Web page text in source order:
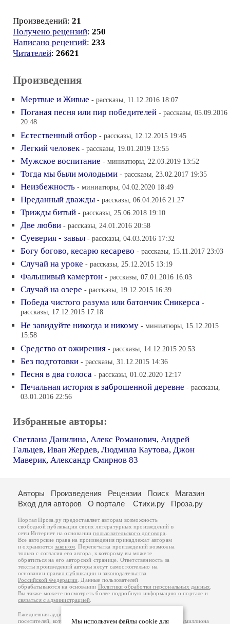
Произведений: 21
Получено рецензий: 250
Написано рецензий: 233
Читателей: 26621
Произведения
Мертвые и Живые - рассказы, 11.12.2016 18:07
Поганая песня или пир победителей - рассказы, 05.09.2016
20:48
Естественный отбор - рассказы, 12.12.2015 19:45
Легкий человек - рассказы, 19.01.2019 13:55
Мужское воспитание - миниатюры, 22.03.2019 13:52
Тогда мы были молодыми - рассказы, 23.02.2017 19:35
Неизбежность - миниатюры, 04.02.2020 18:49
Преданный дважды - рассказы, 06.04.2016 21:27
Трижды битый - рассказы, 25.06.2018 19:10
Две любви - рассказы, 24.01.2016 20:58
Суеверия - завыл - рассказы, 04.03.2016 17:32
Богу богово, кесарю кесарево - рассказы, 15.11.2017 23:03
Случай на уроке - рассказы, 25.12.2015 13:19
Фальшивый камертон - рассказы, 07.01.2016 16:03
Случай на озере - рассказы, 19.12.2015 16:39
Победа чистого разума или батончик Сникерса -
рассказы, 17.12.2015 17:18
Не завидуйте никогда и никому - миниатюры, 15.12.2015
15:58
Средство от ожирения - рассказы, 14.12.2015 20:53
Без подготовки - рассказы, 31.12.2015 14:36
Песня в два голоса - рассказы, 01.02.2020 12:17
Печальная история в заброшенной деревне - рассказы,
03.01.2016 22:56
Избранные авторы:
Светлана Данилина, Алекс Романович, Андрей
Гальцев, Иван Жердев, Людмила Каутова, Джон
Маверик, Александр Смирнов 83
Мы используем файлы cookie для
Авторы Произведения Рецензии Поиск
Магазин
Вход для авторов
О портале Стихи.ру Проза.ру
Портал Проза.ру предоставляет авторам возможность
свободной публикации своих литературных произведений в
сети Интернет на основаниипользовательского договора
Все авторские права на произведения принадлежат авторам
и охраняются законом . Перепечатка произведений возможна
только с согласия его автора, к которому вы можете
обратиться на его авторской странице. Ответственность за
тексты произведений авторы несут самостоятельно на
основанииправил публикации изаконодательства
Российской Федерации . Данные пользователей
обрабатываются на основании Политики обработки персональных данных
Вы также можете посмотреть более подробную информацию о портале и
связаться с администрацией
Ежедневная аудитория портала Проза.ру – порядка 100 тысяч
посетителей, которые в общей сумме просматривают более полумиллиона